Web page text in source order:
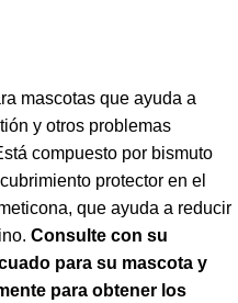
mascotas que ayuda a
y otros problemas
compuesto por bismuto
protector en el
que ayuda a reducir
Consulte con su
para su mascota y
para obtener los